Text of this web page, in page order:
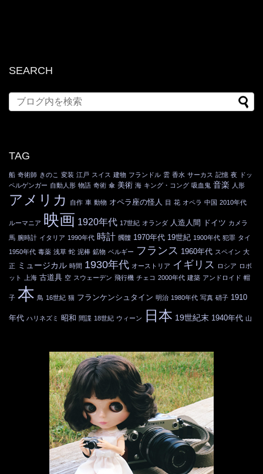
SEARCH
TAG
船 奇術師 きのこ 変装 江戸 スイス 建物 フランドル 雲 香水 サーカス 記憶 夜
ドッ
ペルゲンガー 自動人形 物語 奇術 傘 美術 海 キング・コング 吸血鬼 音楽 人形
アメリカ 自作 車 動物 オペラ座の怪人 目 花 オペラ 中国 2010年代
ルーマニア 映画 1920年代 17世紀 オランダ 人造人間 ドイツ カメラ
馬 腕時計 イタリア 1990年代 時計 髑髏 1970年代 19世紀 1900年代 犯罪 タイ
1950年代 毒薬 浅草 蛇 泥棒 鉱物 ベルギー フランス 1960年代 スペイン 大
正
ミュージカル 時間 1930年代 オーストリア イギリス ロシア ロボ
ット
上海 古道具 空 スウェーデン 飛行機 チェコ 2000年代 建築 アンドロイド 帽
子 本 鳥 16世紀 猫 フランケンシュタイン 明治 1980年代 写真 硝子 1910
年代 ハリネズミ 昭和 間諜 18世紀 ウィーン 日本 19世紀末 1940年代 山